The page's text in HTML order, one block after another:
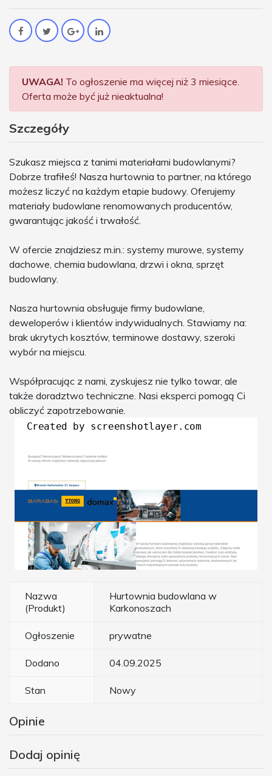
UWAGA! To ogłoszenie ma więcej niż 3 miesiące.
Oferta może być już nieaktualna!
Szczegóły
Szukasz miejsca z tanimi materiałami budowlanymi?
Dobrze trafiłeś! Nasza hurtownia to partner, na którego
możesz liczyć na każdym etapie budowy. Oferujemy
materiały budowlane renomowanych producentów,
gwarantując jakość i trwałość.
W ofercie znajdziesz m.in.: systemy murowe, systemy
dachowe, chemia budowlana, drzwi i okna, sprzęt
budowlany.
Nasza hurtownia obsługuje firmy budowlane,
deweloperów i klientów indywidualnych. Stawiamy na:
brak ukrytych kosztów, terminowe dostawy, szeroki
wybór na miejscu.
Współpracując z nami, zyskujesz nie tylko towar, ale
także doradztwo techniczne. Nasi eksperci pomogą Ci
obliczyć zapotrzebowanie.
Nazwa
(Produkt)
Hurtownia budowlana w
Karkonoszach
Ogłoszenie prywatne
Dodano 04.09.2025
Stan Nowy
Opinie
Dodaj opinię